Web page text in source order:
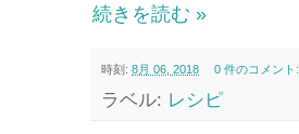
続きを読む »
時刻: 8月 06, 2018 0 件のコメント:
ラベル: レシピ